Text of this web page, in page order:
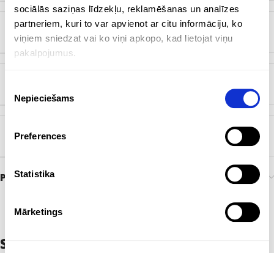
sociālās saziņas līdzekļu, reklamēšanas un analīzes
partneriem, kuri to var apvienot ar citu informāciju, ko
viņiem sniedzat vai ko viņi apkopo, kad lietojat viņu
pakalpojumus.
izvēle
Nepieciešams
Preferences
Statistika
Mārketings
ZĪMOLS Bez zīmola
EKO
ĒŠANA MATERIĀLS Stikls
Preces pasūtīšana un piegāde
Saistītie produkti